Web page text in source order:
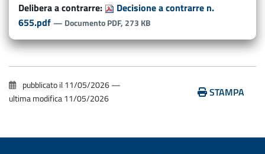
Delibera a contrarre:
Decisione a contrarre n.
655.pdf — Documento PDF, 273 KB
pubblicato il11/05/2026—
ultima modifica11/05/2026 STAMPA